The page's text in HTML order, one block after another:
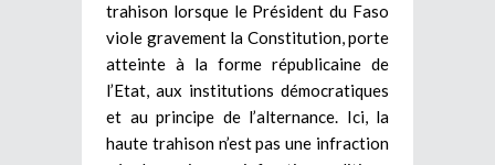
trahison lorsque le Président du Faso
viole gravement la Constitution, porte
atteinte à la forme républicaine de
l’Etat, aux institutions démocratiques
et au principe de l’alternance. Ici, la
haute trahison n’est pas une infraction